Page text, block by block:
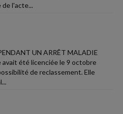
l'acte...
UN ARRÊT MALADIE
avait été licenciée le 9 octobre
de reclassement. Elle